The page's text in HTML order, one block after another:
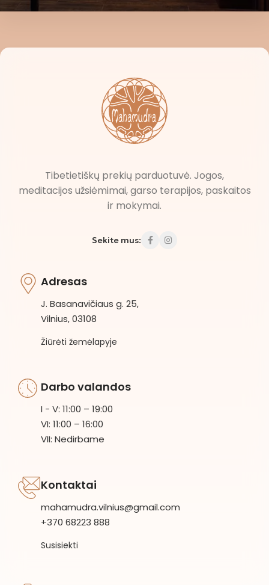
Tibetietiškų prekių parduotuvė. Jogos,
meditacijos užsiėmimai, garso terapijos, paskaitos
ir mokymai.
Sekite mus:
Adresas
J. Basanavičiaus g. 25,
Vilnius, 03108
Žiūrėti žemėlapyje
Darbo valandos
I - V: 11:00 – 19:00
VI: 11:00 – 16:00
VII: Nedirbame
Kontaktai
mahamudra.vilnius@gmail.com
+370 68223 888
Susisiekti